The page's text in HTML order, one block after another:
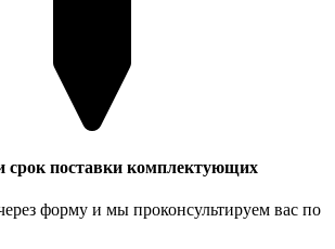
срок поставки комплектующих
форму и мы проконсультируем вас по